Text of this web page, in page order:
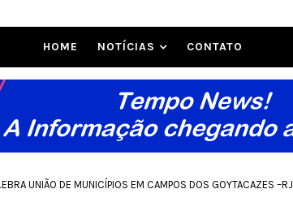
HOME NOTÍCIAS CONTATO
UNIÃO DE MUNICÍPIOS EM CAMPOS DOS GOYTACAZES –RJ